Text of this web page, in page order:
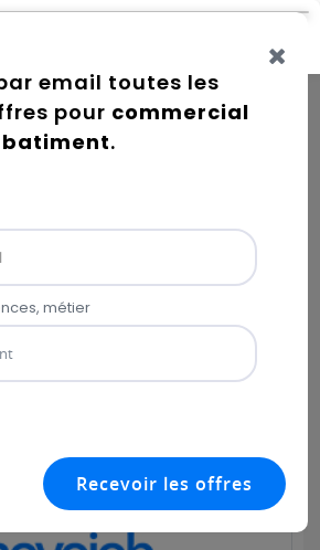
getting user information